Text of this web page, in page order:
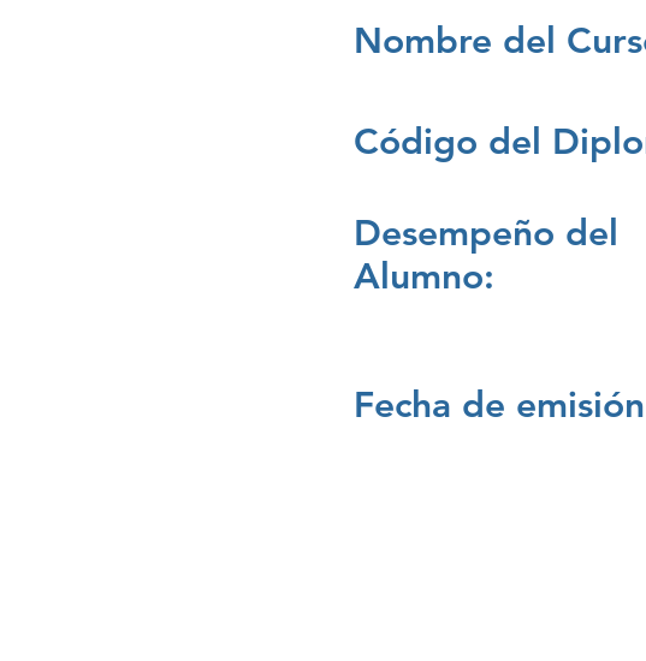
Nombre del
Código del
Desempeño del
Alumno:
Fecha de